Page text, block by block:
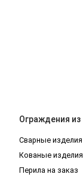
Ограждения
Сварные изделия
Кованые изделия
Перила на заказ